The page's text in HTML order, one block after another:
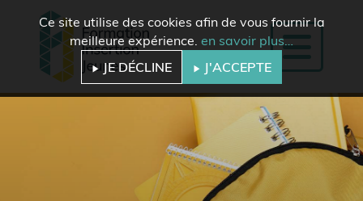
Ce site utilise des cookies afin de vous fournir la
meilleure expérience. en savoir plus…
JE DÉCLINE
J'ACCEPTE